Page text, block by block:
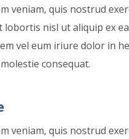
veniam, quis nostrud
lobortis nisl ut aliquip ex
vel eum iriure dolor in
consequat.
veniam, quis nostrud